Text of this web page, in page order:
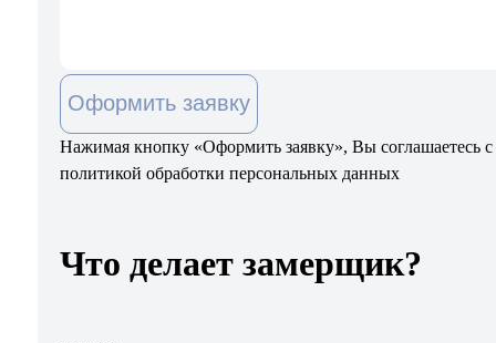
Оформить заявку
Нажимая кнопку «Оформить заявку», Вы соглашаетесь с
политикой обработки персональных данных
Что делает замерщик?